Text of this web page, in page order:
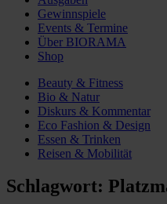
Gewinnspiele
Events & Termine
Über BIORAMA
Shop
Beauty & Fitness
Bio & Natur
Diskurs & Kommentar
Eco Fashion & Design
Essen & Trinken
Reisen & Mobilität
Schlagwort: